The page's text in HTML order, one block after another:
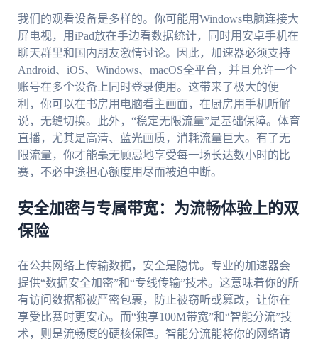
我们的观看设备是多样的。你可能用Windows电脑连接大
屏电视，用iPad放在手边看数据统计，同时用安卓手机在
聊天群里和国内朋友激情讨论。因此，加速器必须支持
Android、iOS、Windows、macOS全平台，并且允许一个
账号在多个设备上同时登录使用。这带来了极大的便
利，你可以在书房用电脑看主画面，在厨房用手机听解
说，无缝切换。此外，“稳定无限流量”是基础保障。体育
直播，尤其是高清、蓝光画质，消耗流量巨大。有了无
限流量，你才能毫无顾忌地享受每一场长达数小时的比
赛，不必中途担心额度用尽而被迫中断。
安全加密与专属带宽：为流畅体验上的双
保险
在公共网络上传输数据，安全是隐忧。专业的加速器会
提供“数据安全加密”和“专线传输”技术。这意味着你的所
有访问数据都被严密包裹，防止被窃听或篡改，让你在
享受比赛时更安心。而“独享100M带宽”和“智能分流”技
术，则是流畅度的硬核保障。智能分流能将你的网络请